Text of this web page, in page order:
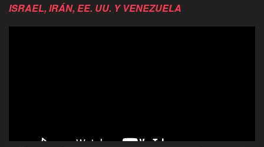
ISRAEL, IRÁN, EE. UU. Y VENEZUELA